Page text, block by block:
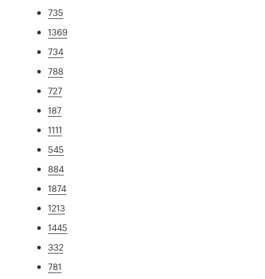
735
1369
734
788
727
187
1111
545
884
1874
1213
1445
332
781